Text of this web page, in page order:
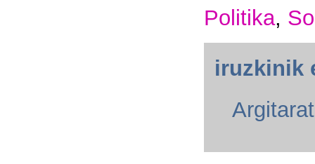
Politika,
iruzkinik